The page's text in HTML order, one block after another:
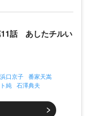
11話 あしたチルい
浜口京子 番家天嵩
純 石澤典夫